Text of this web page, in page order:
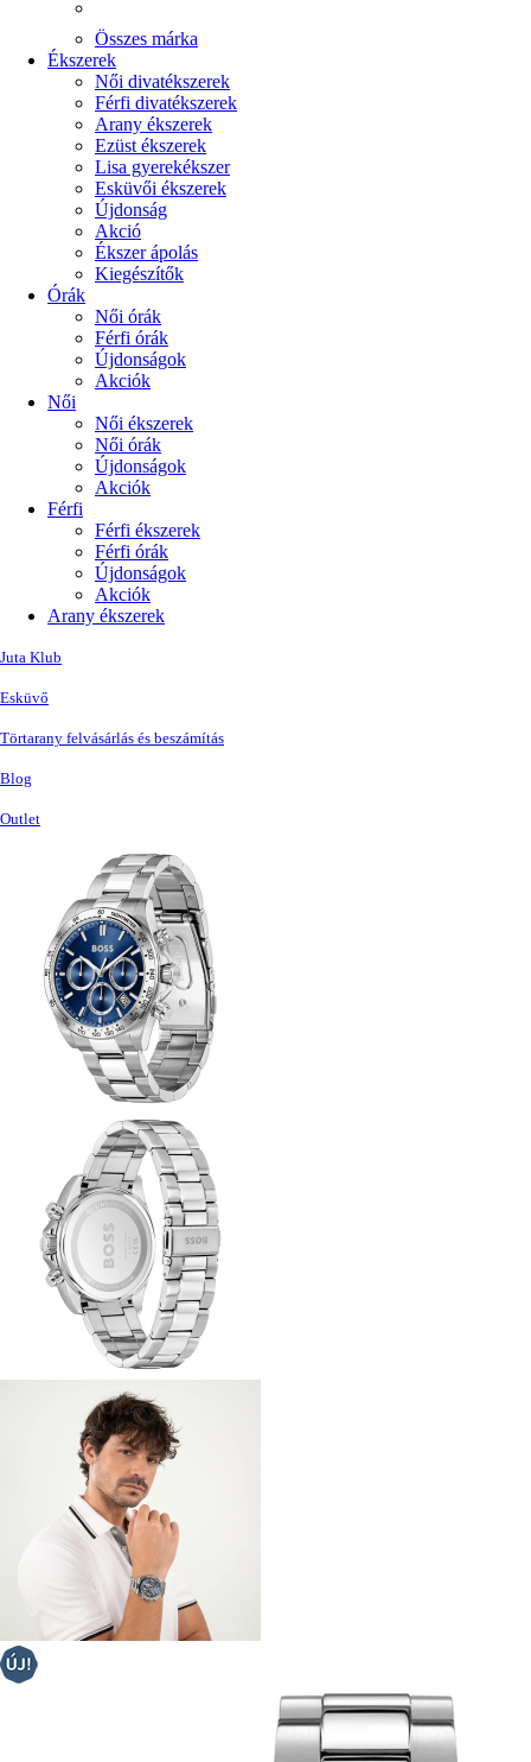
Összes márka
Ékszerek
Női divatékszerek
Férfi divatékszerek
Arany ékszerek
Ezüst ékszerek
Lisa gyerekékszer
Esküvői ékszerek
Újdonság
Akció
Ékszer ápolás
Kiegészítők
Órák
Női órák
Férfi órák
Újdonságok
Akciók
Női
Női ékszerek
Női órák
Újdonságok
Akciók
Férfi
Férfi ékszerek
Férfi órák
Újdonságok
Akciók
Arany ékszerek
Juta Klub
Esküvő
Törtarany felvásárlás és beszámítás
Blog
Outlet